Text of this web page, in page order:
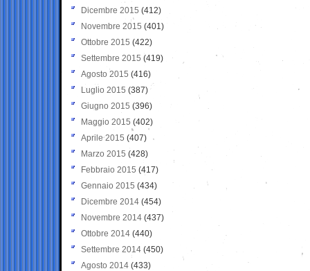
Dicembre 2015 (412)
Novembre 2015 (401)
Ottobre 2015 (422)
Settembre 2015 (419)
Agosto 2015 (416)
Luglio 2015 (387)
Giugno 2015 (396)
Maggio 2015 (402)
Aprile 2015 (407)
Marzo 2015 (428)
Febbraio 2015 (417)
Gennaio 2015 (434)
Dicembre 2014 (454)
Novembre 2014 (437)
Ottobre 2014 (440)
Settembre 2014 (450)
Agosto 2014 (433)